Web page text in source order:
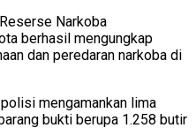
Narkoba
berhasil mengungkap
dan peredaran narkoba di
mengamankan lima
bukti berupa 1.258 butir